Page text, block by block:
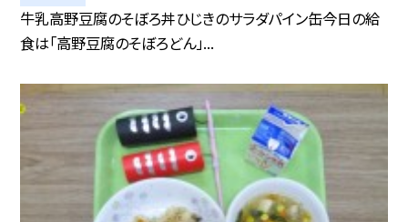
牛乳高野豆腐のそぼろ丼ひじきのサラダパイン缶今日の給
食は「高野豆腐のそぼろどん」...